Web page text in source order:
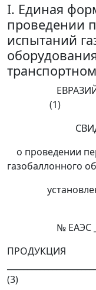
I. Единая
проведении
испытаний
(1)
о проведении
газобаллонного
№ ЕАЭС
ПРОДУКЦИЯ
(3)